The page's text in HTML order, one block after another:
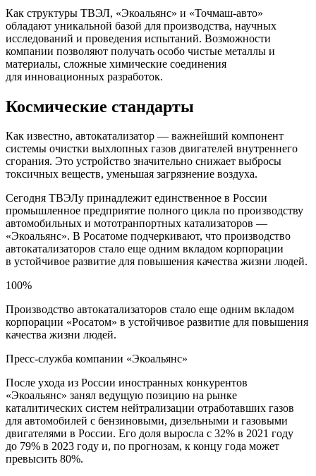
Как структуры ТВЭЛ, «Экоальянс» и «Точмаш-авто»
обладают уникальной базой для производства, научных
исследований и проведения испытаний. Возможности
компании позволяют получать особо чистые металлы и
материалы, сложные химические соединения
для инновационных разработок.
Космические стандарты
Как известно, автокатализатор — важнейший компонент
системы очистки выхлопных газов двигателей внутреннего
сгорания. Это устройство значительно снижает выбросы
токсичных веществ, уменьшая загрязнение воздуха.
Сегодня ТВЭЛу принадлежит единственное в России
промышленное предприятие полного цикла по производству
автомобильных и мототранпортных катализаторов —
«Экоальянс». В Росатоме подчеркивают, что производство
автокатализаторов стало еще одним вкладом корпорации
в устойчивое развитие для повышения качества жизни людей.
100%
Производство автокатализаторов стало еще одним вкладом
корпорации «Росатом» в устойчивое развитие для повышения
качества жизни людей.
Пресс-служба компании «Экоальянс»
После ухода из России иностранных конкурентов
«Экоальянс» занял ведущую позицию на рынке
каталитических систем нейтрализации отработавших газов
для автомобилей с бензиновыми, дизельными и газовыми
двигателями в России. Его доля выросла с 32% в 2021 году
до 79% в 2023 году и, по прогнозам, к концу года может
превысить 80%.